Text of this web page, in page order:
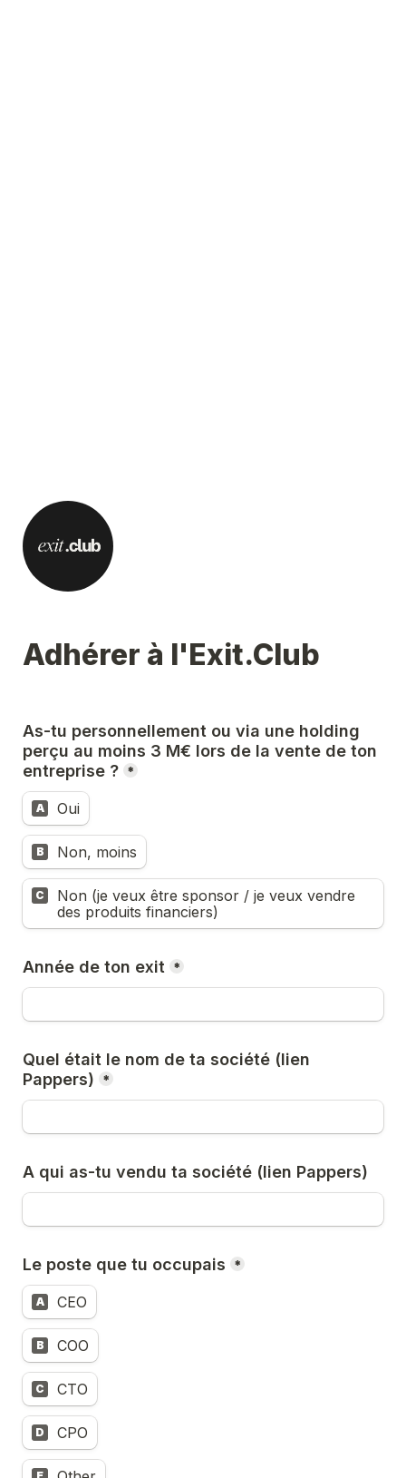
Adhérer à l'Exit.Club
As-tu personnellement ou via une holding
perçu au moins 3 M€ lors de la vente de ton
entreprise ? *
A Oui
B Non, moins
C
Non (je veux être sponsor / je veux vendre
des produits financiers)
Année de ton exit *
Quel était le nom de ta société (lien
Pappers)
*
A qui as-tu vendu ta société (lien Pappers)
Le poste que tu occupais *
A CEO
B COO
C CTO
D CPO
E